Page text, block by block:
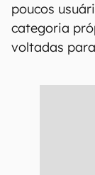
poucos
categoria
voltadas